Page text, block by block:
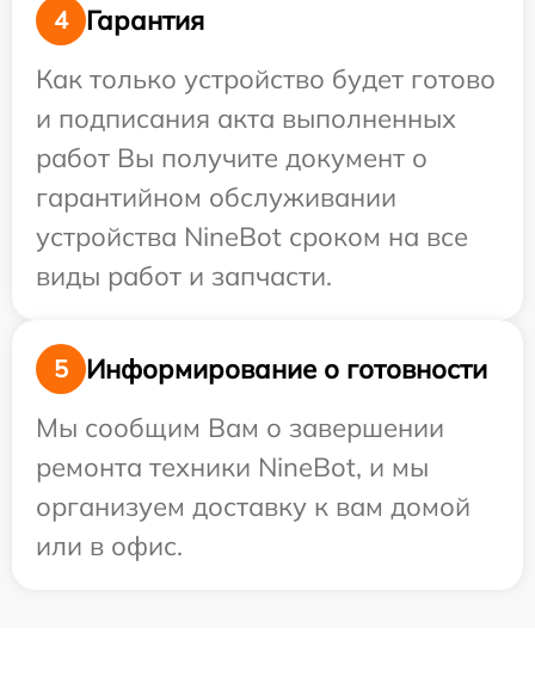
4
Гарантия
Как только устройство будет готово
и подписания акта выполненных
работ Вы получите документ о
гарантийном обслуживании
устройства NineBot сроком на все
виды работ и запчасти.
5
Информирование о готовности
Мы сообщим Вам о завершении
ремонта техники NineBot, и мы
организуем доставку к вам домой
или в офис.